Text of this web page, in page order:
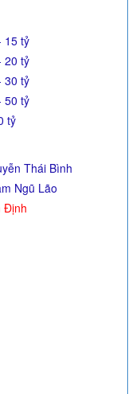
15 tỷ
20 tỷ
30 tỷ
50 tỷ
tỷ
Thái Bình
Ngũ Lão
Định